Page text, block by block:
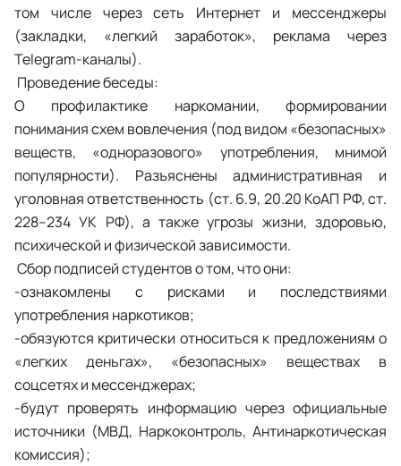
том числе через сеть Интернет и мессенджеры
(закладки, «легкий заработок», реклама через
Telegram-каналы).
Проведение беседы:
О профилактике наркомании, формировании
понимания схем вовлечения (под видом «безопасных»
веществ, «одноразового» употребления, мнимой
популярности). Разъяснены административная и
уголовная ответственность (ст. 6.9, 20.20 КоАП РФ, ст.
228–234 УК РФ), а также угрозы жизни, здоровью,
психической и физической зависимости.
Сбор подписей студентов о том, что они:
-ознакомлены с рисками и последствиями
употребления наркотиков;
-обязуются критически относиться к предложениям о
«легких деньгах», «безопасных» веществах в
соцсетях и мессенджерах;
-будут проверять информацию через официальные
источники (МВД, Наркоконтроль, Антинаркотическая
комиссия);